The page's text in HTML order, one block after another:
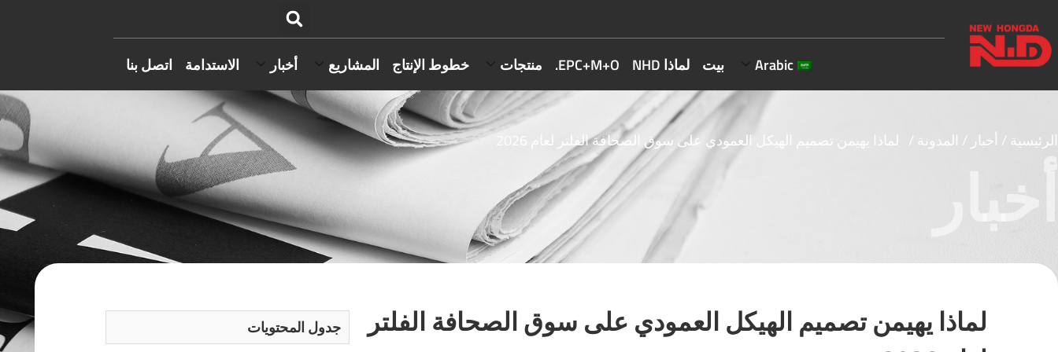
Arabic بيت لماذا NHD EPC+M+O. منتجات خطوط الإنتاج المشاريع أخبار الاستدامة اتصل بنا
الرئيسية / أخبار / المدونة / لماذا يهيمن تصميم الهيكل العمودي على سوق الصحافة الفلتر لعام 2026
أخبار
لماذا يهيمن تصميم الهيكل العمودي على سوق الصحافة الفلتر
جدول المحتويات